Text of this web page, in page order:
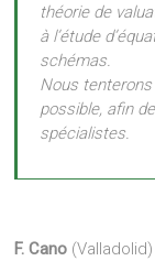
théorie de
à l’étude
schémas.
Nous
possible, afin
spécialistes.
F. Cano